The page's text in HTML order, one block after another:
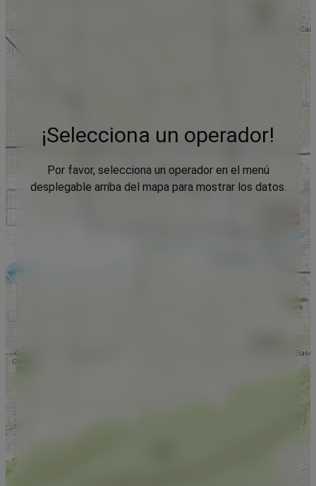
¡Selecciona un operador!
Por favor, selecciona un operador en el menú
desplegable arriba del mapa para mostrar los datos.